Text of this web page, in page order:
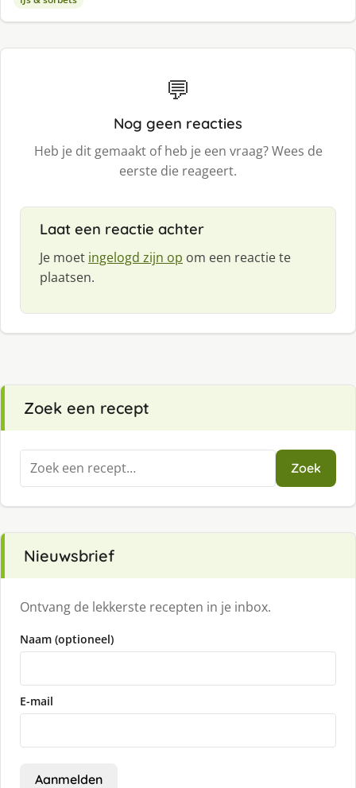
💬
Nog geen reacties
Heb je dit gemaakt of heb je een vraag? Wees de
eerste die reageert.
Laat een reactie achter
Je moet ingelogd zijn op om een reactie te
plaatsen.
Zoek een recept
Zoeken
naar:
Zoek
Nieuwsbrief
Ontvang de lekkerste recepten in je inbox.
Naam (optioneel)
E-mail
Aanmelden